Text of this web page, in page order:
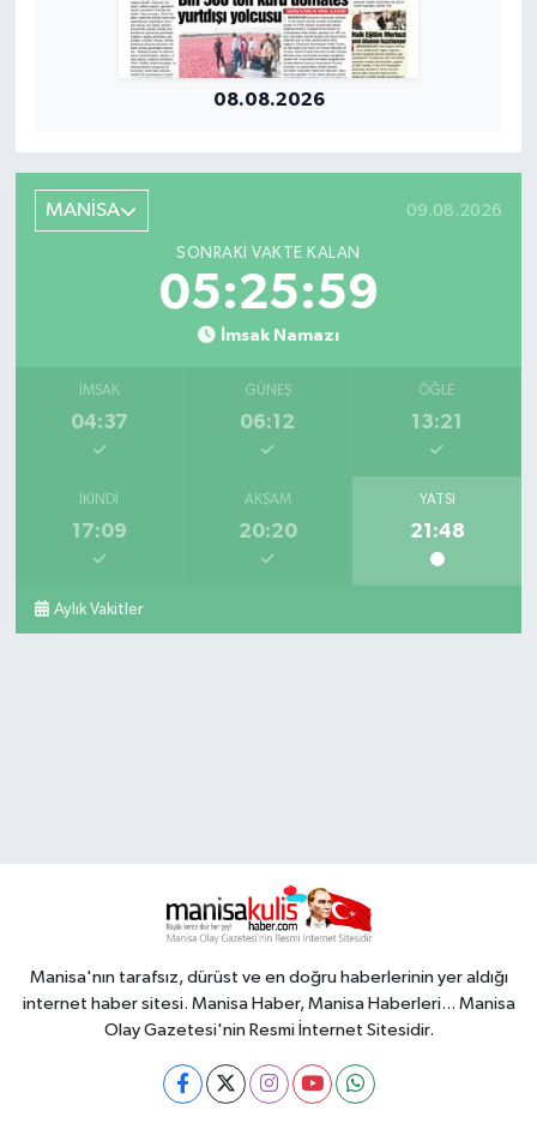
08.08.2026
MANİSA 09.08.2026
SONRAKI VAKTE KALAN
05:25:58
İmsak Namazı
İMSAK
04:37
GÜNEŞ
06:12
ÖĞLE
13:21
İKINDI
17:09
AKŞAM
20:20
YATSI
21:48
Aylık Vakitler
Manisa'nın tarafsız, dürüst ve en doğru haberlerinin yer aldığı
internet haber sitesi. Manisa Haber, Manisa Haberleri... Manisa
Olay Gazetesi'nin Resmi İnternet Sitesidir.